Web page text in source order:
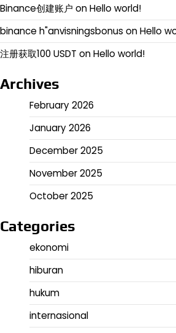
Binance创建账户 onHello world!
binance h"anvisningsbonus onHello
注册获取100 USDT onHello world!
Archives
February 2026
January 2026
December 2025
November 2025
October 2025
Categories
ekonomi
hiburan
hukum
internasional